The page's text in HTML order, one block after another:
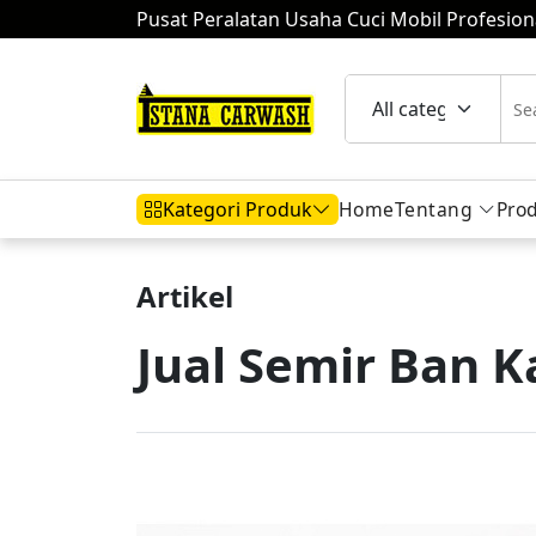
Pusat Peralatan Usaha Cuci Mobil
Kategori Produk
Hidrolik Mobil Hidrolik Motor
HomeTentang
Artikel
Jual Semir Ban